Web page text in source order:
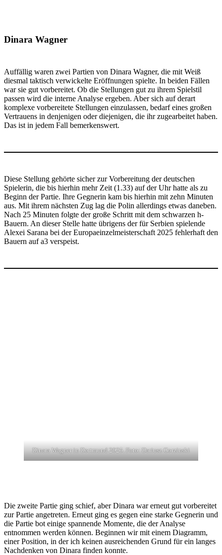
Dinara Wagner
Auffällig waren zwei Partien von Dinara Wagner, die mit Weiß
diesmal taktisch verwickelte Eröffnungen spielte. In beiden Fällen
war sie gut vorbereitet. Ob die Stellungen gut zu ihrem Spielstil
passen wird die interne Analyse ergeben. Aber sich auf derart
komplexe vorbereitete Stellungen einzulassen, bedarf eines großen
Vertrauens in denjenigen oder diejenigen, die ihr zugearbeitet haben.
Das ist in jedem Fall bemerkenswert.
Diese Stellung gehörte sicher zur Vorbereitung der deutschen
Spielerin, die bis hierhin mehr Zeit (1.33) auf der Uhr hatte als zu
Beginn der Partie. Ihre Gegnerin kam bis hierhin mit zehn Minuten
aus. Mit ihrem nächsten Zug lag die Polin allerdings etwas daneben.
Nach 25 Minuten folgte der große Schritt mit dem schwarzen h-
Bauern. An dieser Stelle hatte übrigens der für Serbien spielende
Alexei Sarana bei der Europaeinzelmeisterschaft 2025 fehlerhaft den
Bauern auf a3 verspeist.
Dinara Wagner in Dortmund 2025. Foto: Dariusz Gorzinski
Die zweite Partie ging schief, aber Dinara war erneut gut vorbereitet
zur Partie angetreten. Erneut ging es gegen eine starke Gegnerin und
die Partie bot einige spannende Momente, die der Analyse
entnommen werden können. Beginnen wir mit einem Diagramm,
einer Position, in der ich keinen ausreichenden Grund für ein langes
Nachdenken von Dinara finden konnte.